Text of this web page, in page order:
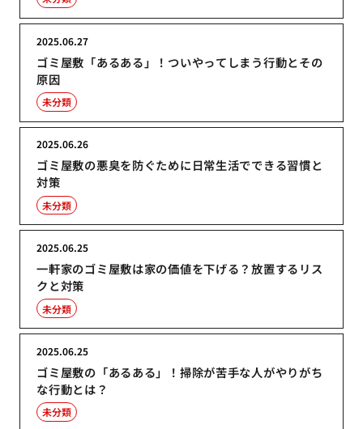
ゴミ屋敷「あるある」！ついやってしまう行動とその
原因
2025.06.27
未分類
ゴミ屋敷の悪臭を防ぐために日常生活でできる習慣と
対策
2025.06.26
未分類
一軒家のゴミ屋敷は家の価値を下げる？放置するリス
クと対策
2025.06.25
未分類
ゴミ屋敷の「あるある」！掃除が苦手な人がやりがち
な行動とは？
2025.06.25
未分類